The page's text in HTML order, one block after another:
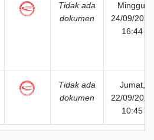
Tidak ada
dokumen
Minggu,
24/09/2023
16:44
Tidak ada
dokumen
Jumat,
22/09/2023
10:45